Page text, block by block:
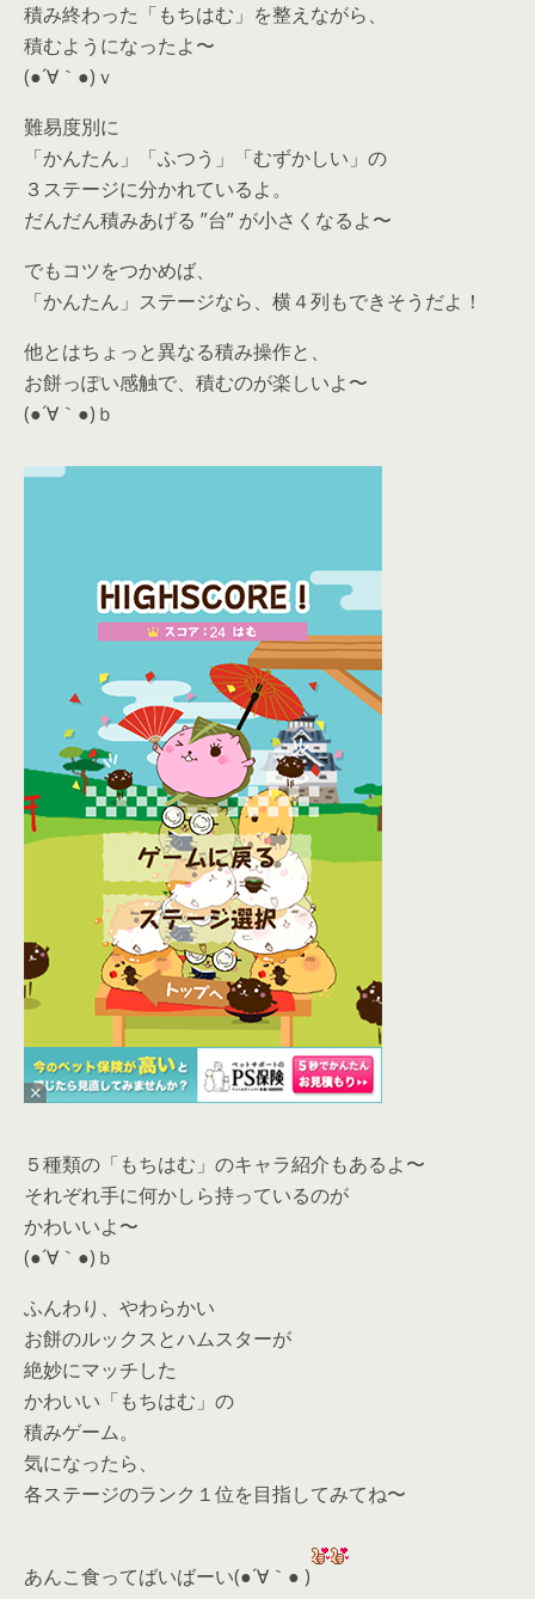
積み終わった「もちはむ」を整えながら、
積むようになったよ〜
(●´∀｀●)ｖ
難易度別に
「かんたん」「ふつう」「むずかしい」の
３ステージに分かれているよ。
だんだん積みあげる ”台” が小さくなるよ〜
でもコツをつかめば、
「かんたん」ステージなら、横４列もできそうだよ！
他とはちょっと異なる積み操作と、
お餅っぽい感触で、積むのが楽しいよ〜
(●´∀｀●)ｂ
５種類の「もちはむ」のキャラ紹介もあるよ〜
それぞれ手に何かしら持っているのが
かわいいよ〜
(●´∀｀●)ｂ
ふんわり、やわらかい
お餅のルックスとハムスターが
絶妙にマッチした
かわいい「もちはむ」の
積みゲーム。
気になったら、
各ステージのランク１位を目指してみてね〜
あんこ食ってばいばーい(●´∀｀● )